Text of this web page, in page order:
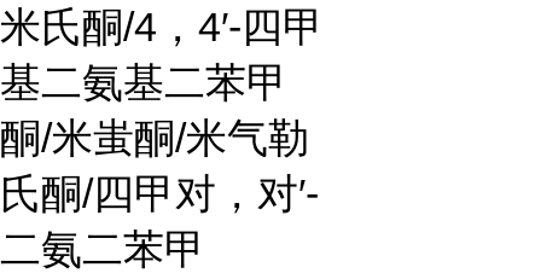
米氏酮/4 ， 4′-四甲
基二氨基二苯甲
酮/米蚩酮/米气勒
氏酮/四甲对，对′-
二氨二苯甲